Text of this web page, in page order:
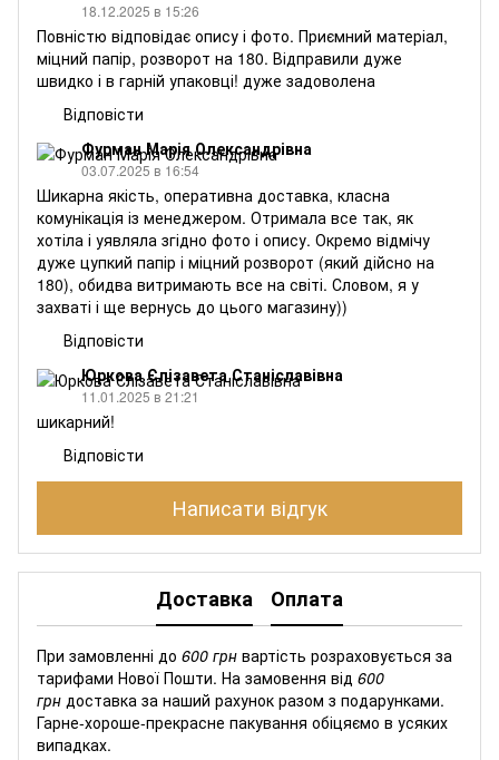
18.12.2025 в 15:26
Повністю відповідає опису і фото. Приємний матеріал,
міцний папір, розворот на 180. Відправили дуже
швидко і в гарній упаковці! дуже задоволена
Відповісти
Фурман Марія Олександрівна
03.07.2025 в 16:54
Шикарна якість, оперативна доставка, класна
комунікація із менеджером. Отримала все так, як
хотіла і уявляла згідно фото і опису. Окремо відмічу
дуже цупкий папір і міцний розворот (який дійсно на
180), обидва витримають все на світі. Словом, я у
захваті і ще вернусь до цього магазину))
Відповісти
Юркова Єлізавета Станіславівна
11.01.2025 в 21:21
шикарний!
Відповісти
Написати відгук
Доставка Оплата
При замовленні до 600 грн вартість розраховується за
тарифами Нової Пошти. На замовення від 600
грн доставка за наший рахунок разом з подарунками.
Гарне-хороше-прекрасне пакування обіцяємо в усяких
випадках.